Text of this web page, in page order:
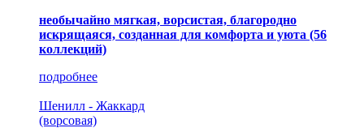
необычайно мягкая, ворсистая, благородно
искрящаяся, созданная для комфорта и уюта (56
коллекций)
подробнее
Шенилл - Жаккард
(ворсовая)